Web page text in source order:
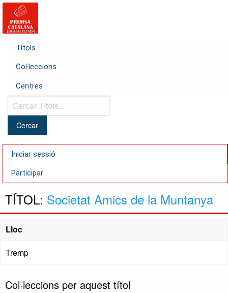
Títols
Col·leccions
Centres
Cercar
Títols...
Iniciar sessió
Participar
TÍTOL: Societat Amics de la Muntanya
Lloc
Tremp
Col·leccions per aquest títol